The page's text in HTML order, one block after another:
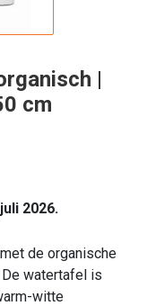
|
cm
2026.
de organische
watertafel is
witte